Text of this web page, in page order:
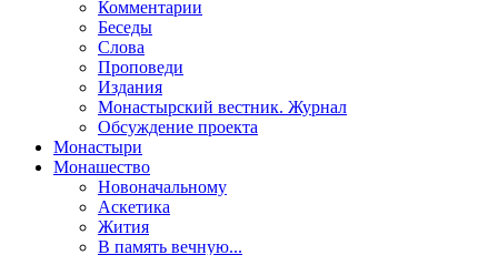
Комментарии
Беседы
Слова
Проповеди
Издания
Монастырский вестник. Журнал
Обсуждение проекта
Монастыри
Монашество
Новоначальному
Аскетика
Жития
В память вечную...